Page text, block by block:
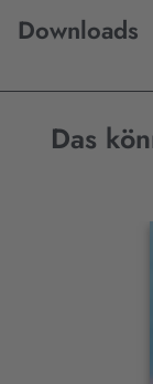
Downloads
Das